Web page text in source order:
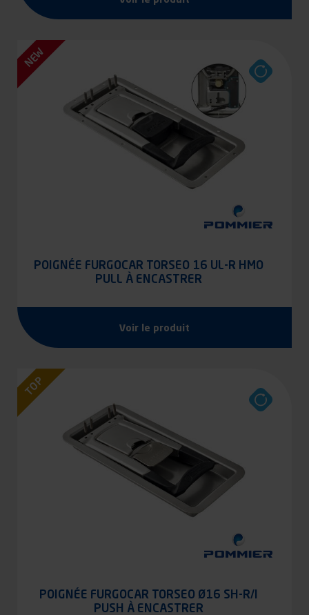
NEW
POIGNÉE FURGOCAR TORSEO 16 UL-R HMO
PULL À ENCASTRER
Voir le produit
TOP
POIGNÉE FURGOCAR TORSEO Ø16 SH-R/I
PUSH À ENCASTRER